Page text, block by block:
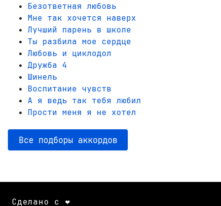
Безответная любовь
Мне так хочется наверх
Лучший парень в школе
Ты разбила мое сердце
Любовь и циклодол
Дружба 4
Шинель
Воспитание чувств
А я ведь так тебя любил
Прости меня я не хотел
Все подборы аккордов
Сделано с ❤️